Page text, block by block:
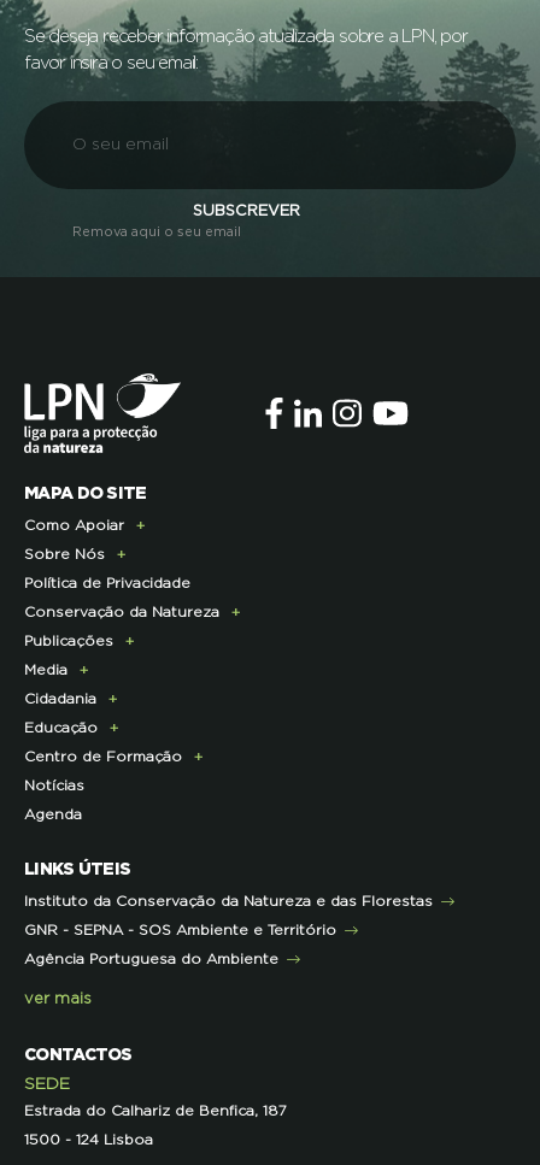
Se deseja receber informação atualizada sobre a LPN, por
favor insira o seu email:
SUBSCREVER
Remova aqui o seu email
MAPA DO SITE
Como Apoiar
Doe Hoje
Consignação do IRS
Torne-se Associado
Pagamento Quotas
Parcerias Exclusivas aos Associados
Parcerias de Apoio à LPN
Sobre Nós
Apresentação
História
Institucional
Membros da Direção Nacional
Corpo Técnico
Infraestruturas
Contactos e Localização
Representações
Política de Privacidade
Conservação da Natureza
Programa Lince
Programa Castro Verde Sustentável
Programa Florestas
Projetos cofinanciados pela UE
Outros Projetos
Histórico de Projetos
Publicações
E-News
Centro de Documentação
Media
Comunicado de imprensa
Clipping
Press Kit
Cidadania
Campanhas
ECOs-Locais
Dicas úteis
Iniciativas
Pareceres
Parcerias
Projetos
Semana do Jornalismo de Ambiente 2023
Educação
Área dos Professores
Recursos Pedagógicos
Literacia para a Floresta
Projetos
Centro de Formação
Formação Certificada
Formação Contínua para Professores
Outras Formações
Notícias
Agenda
LINKS ÚTEIS
Instituto da Conservação da Natureza e das Florestas
GNR - SEPNA - SOS Ambiente e Território
Agência Portuguesa do Ambiente
ver mais
CONTACTOS
SEDE
Estrada do Calhariz de Benfica, 187
1500 - 124 Lisboa